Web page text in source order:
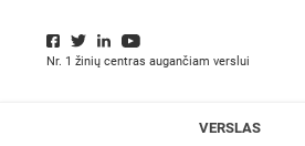
Nr. 1 žinių centras augančiam verslui
VERSLAS